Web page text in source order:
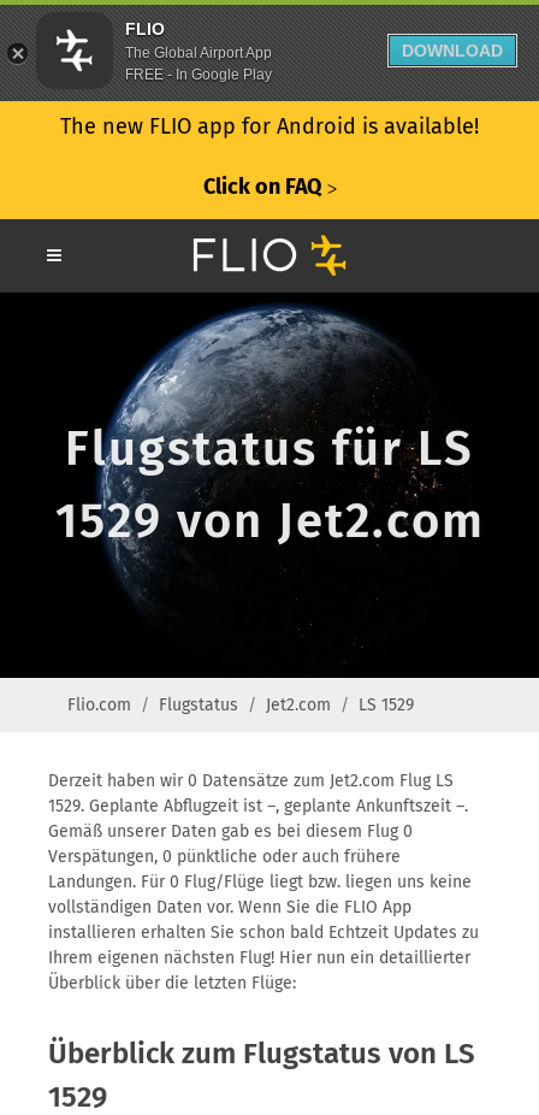
The new FLIO app for Android is available!
Click on FAQ ᐳ
Flugstatus für LS
1529 von Jet2.com
Flio.com Flugstatus Jet2.com LS 1529
Derzeit haben wir 0 Datensätze zum Jet2.com Flug LS
1529. Geplante Abflugzeit ist –, geplante Ankunftszeit –.
Gemäß unserer Daten gab es bei diesem Flug 0
Verspätungen, 0 pünktliche oder auch frühere
Landungen. Für 0 Flug/Flüge liegt bzw. liegen uns keine
vollständigen Daten vor. Wenn Sie die FLIO App
installieren erhalten Sie schon bald Echtzeit Updates zu
Ihrem eigenen nächsten Flug! Hier nun ein detaillierter
Überblick über die letzten Flüge:
Überblick zum Flugstatus von LS
1529
FLIO
The Global Airport App
FREE - In Google Play
DOWNLOAD